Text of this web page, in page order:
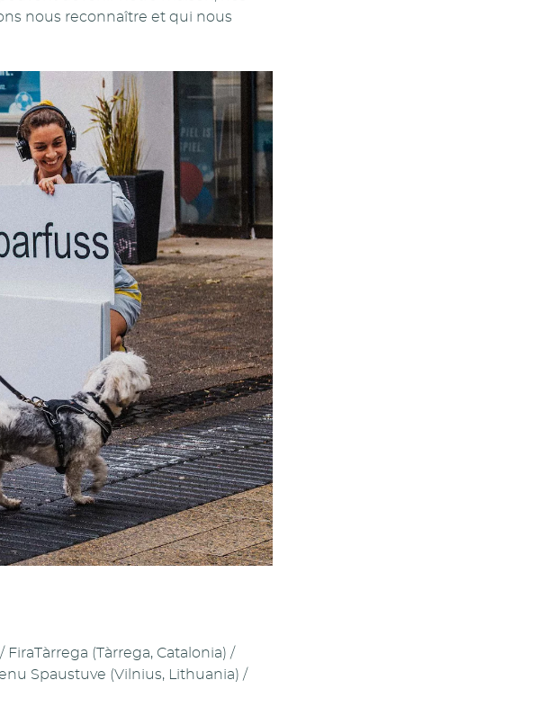
nous reconnaître et qui nous
(Tàrrega, Catalonia) /
Spaustuve (Vilnius, Lithuania) /